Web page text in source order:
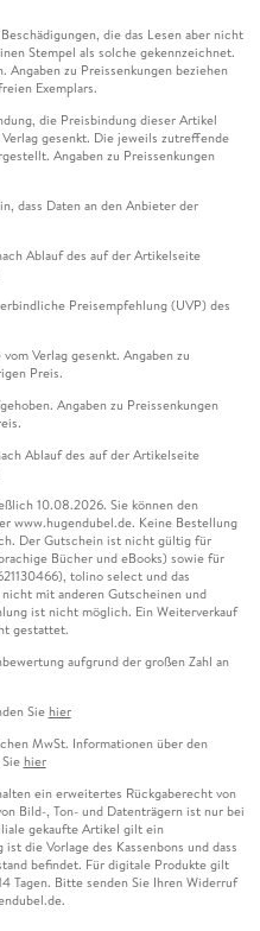
die das Lesen aber nicht
Stempel als solche gekennzeichnet.
zu Preissenkungen beziehen
Exemplars.
die Preisbindung dieser Artikel
gesenkt. Die jeweils zutreffende
Angaben zu Preissenkungen
dass Daten an den Anbieter der
Ablauf des auf der Artikelseite
Preisempfehlung (UVP) des
Verlag gesenkt. Angaben zu
Preis.
Angaben zu Preissenkungen
Ablauf des auf der Artikelseite
10.08.2026. Sie können den
www.hugendubel.de. Keine Bestellung
Der Gutschein ist nicht gültig für
Bücher und eBooks) sowie für
tolino select und das
mit anderen Gutscheinen und
ist nicht möglich. Ein Weiterverkauf
gestattet.
aufgrund der großen Zahl an
Sie hier
MwSt. Informationen über den
hier
ein erweitertes Rückgaberecht von
Bild-, Ton- und Datenträgern ist nur bei
gekaufte Artikel gilt ein
die Vorlage des Kassenbons und dass
befindet. Für digitale Produkte gilt
Tagen. Bitte senden Sie Ihren Widerruf